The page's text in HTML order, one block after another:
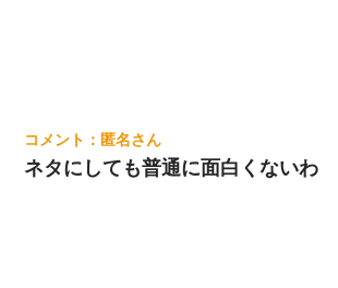
匿名
ネタにしても普通に面白くないわ